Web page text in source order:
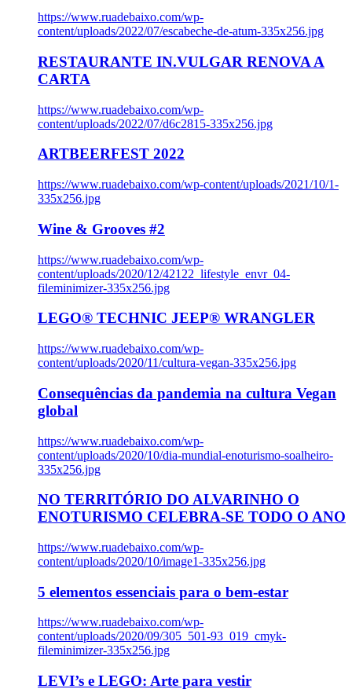
https://www.ruadebaixo.com/wp-
content/uploads/2022/07/escabeche-de-atum-335x256.jpg
RESTAURANTE IN.VULGAR RENOVA A
CARTA
https://www.ruadebaixo.com/wp-
content/uploads/2022/07/d6c2815-335x256.jpg
ARTBEERFEST 2022
https://www.ruadebaixo.com/wp-content/uploads/2021/10/1-
335x256.jpg
Wine & Grooves #2
https://www.ruadebaixo.com/wp-
content/uploads/2020/12/42122_lifestyle_envr_04-
fileminimizer-335x256.jpg
LEGO® TECHNIC JEEP® WRANGLER
https://www.ruadebaixo.com/wp-
content/uploads/2020/11/cultura-vegan-335x256.jpg
Consequências da pandemia na cultura Vegan
global
https://www.ruadebaixo.com/wp-
content/uploads/2020/10/dia-mundial-enoturismo-soalheiro-
335x256.jpg
NO TERRITÓRIO DO ALVARINHO O
ENOTURISMO CELEBRA-SE TODO O ANO
https://www.ruadebaixo.com/wp-
content/uploads/2020/10/image1-335x256.jpg
5 elementos essenciais para o bem-estar
https://www.ruadebaixo.com/wp-
content/uploads/2020/09/305_501-93_019_cmyk-
fileminimizer-335x256.jpg
LEVI’s e LEGO: Arte para vestir